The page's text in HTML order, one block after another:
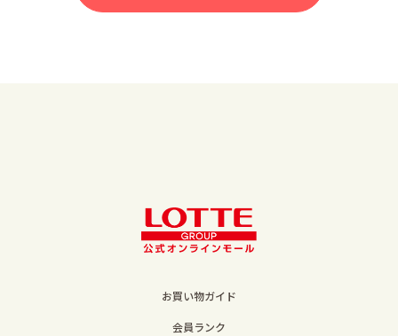
お買い物ガイド
会員ランク